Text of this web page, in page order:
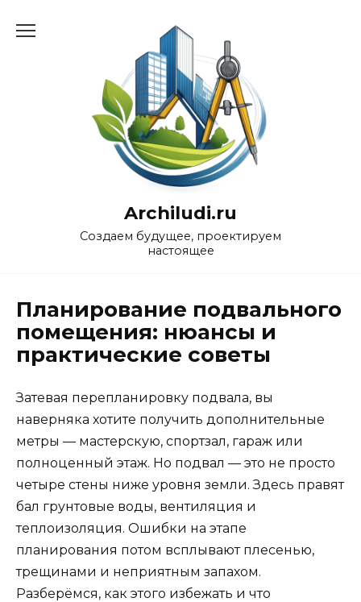
Archiludi.ru
Создаем будущее, проектируем
настоящее
Планирование подвального
помещения: нюансы и
практические советы
Затевая перепланировку подвала, вы
наверняка хотите получить дополнительные
метры — мастерскую, спортзал, гараж или
полноценный этаж. Но подвал — это не просто
четыре стены ниже уровня земли. Здесь правят
бал грунтовые воды, вентиляция и
теплоизоляция. Ошибки на этапе
планирования потом всплывают плесенью,
трещинами и неприятным запахом.
Разберёмся, как этого избежать и что